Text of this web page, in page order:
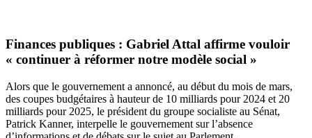
Finances publiques : Gabriel Attal affirme vouloir
« continuer à réformer notre modèle social »
Alors que le gouvernement a annoncé, au début du mois de mars,
des coupes budgétaires à hauteur de 10 milliards pour 2024 et 20
milliards pour 2025, le président du groupe socialiste au Sénat,
Patrick Kanner, interpelle le gouvernement sur l’absence